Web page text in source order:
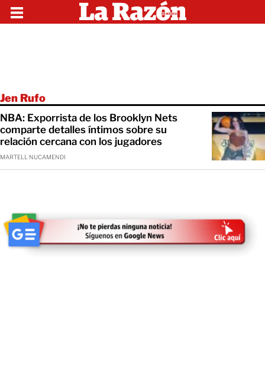
Jen Rufo
NBA: Exporrista de los Brooklyn Nets
comparte detalles íntimos sobre su
relación cercana con los jugadores
MARTELL NUCAMENDI